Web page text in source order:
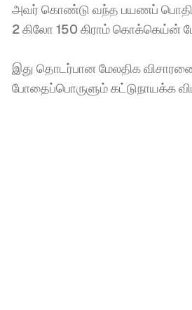
அவர் கொண்டு வந்த பயணப்
2 கிலோ 150 கிராம் கொக்கெய்ன்
இது தொடர்பான மேலதிக
போதைப்பொருளும் கட்டுநாயக்க